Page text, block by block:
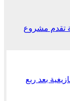
تقدم مشروع
بعد ربع